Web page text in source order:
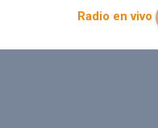
Radio en vivo